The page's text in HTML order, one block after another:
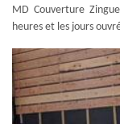
MD Couverture
heures et les jours